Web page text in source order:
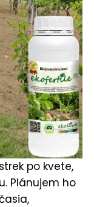
po kvete,
Plánujem ho